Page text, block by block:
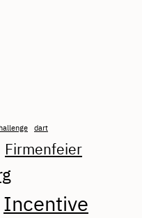
dart
Firmenfeier
Incentive